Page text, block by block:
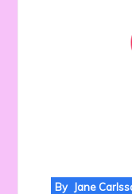
By Jane